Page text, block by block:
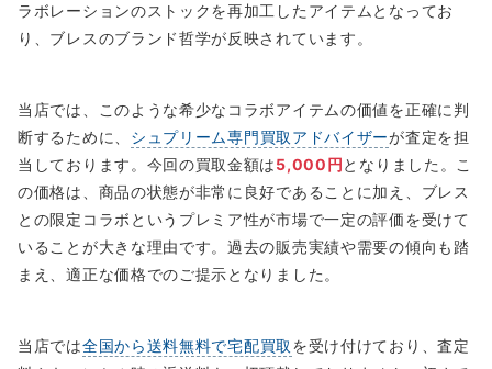
ラボレーションのストックを再加工したアイテムとなってお
り、ブレスのブランド哲学が反映されています。
当店では、このような希少なコラボアイテムの価値を正確に判
断するために、 シュプリーム専門買取アドバイザーが査定を担
当しております。今回の買取金額は5,000円となりました。こ
の価格は、商品の状態が非常に良好であることに加え、ブレス
との限定コラボというプレミア性が市場で一定の評価を受けて
いることが大きな理由です。過去の販売実績や需要の傾向も踏
まえ、適正な価格でのご提示となりました。
当店では全国から送料無料で宅配買取 を受け付けており、査定